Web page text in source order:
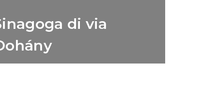
di via